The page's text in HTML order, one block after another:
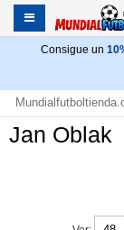
Consigue un
Jan Oblak